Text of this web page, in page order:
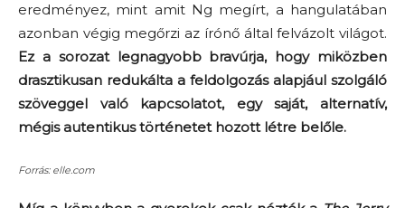
eredményez, mint amit Ng megírt, a hangulatában
azonban végig megőrzi az írónő által felvázolt világot.
Ez a sorozat legnagyobb bravúrja, hogy miközben
drasztikusan redukálta a feldolgozás alapjául szolgáló
szöveggel való kapcsolatot, egy saját, alternatív,
mégis autentikus történetet hozott létre belőle.
Forrás: elle.com